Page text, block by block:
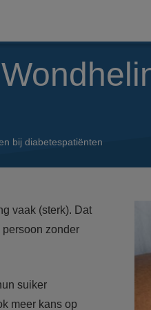
bij diabetespatiënten
vaak (sterk). Dat
zonder
suiker
meer kans op